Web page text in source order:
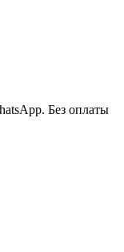
Без оплаты